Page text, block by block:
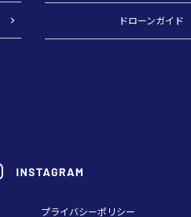
ドローンガイド
プライバシーポリシー